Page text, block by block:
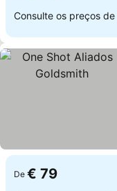
Consulte os preços de
De € 79